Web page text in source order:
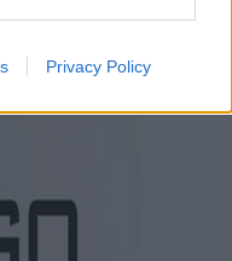
Privacy Policy